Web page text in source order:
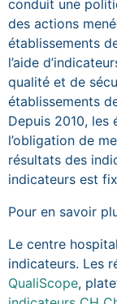
conduit une
des actions
établissements
l’aide
qualité et de
établissements
Depuis 2010, les
l’obligation de
résultats des
indicateurs est
Pour en savoir
Le centre
indicateurs. Les
QualiScope,